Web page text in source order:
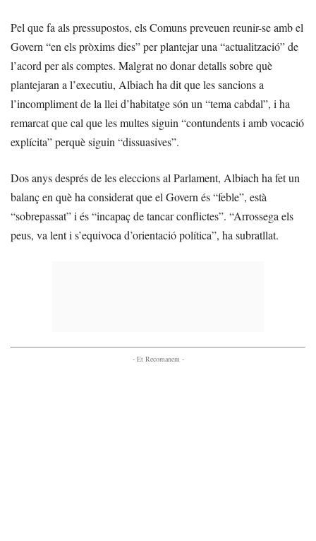
Pel que fa als pressupostos, els Comuns preveuen reunir-se amb el
Govern “en els pròxims dies” per plantejar una “actualització” de
l’acord per als comptes. Malgrat no donar detalls sobre què
plantejaran a l’executiu, Albiach ha dit que les sancions a
l’incompliment de la llei d’habitatge són un “tema cabdal”, i ha
remarcat que cal que les multes siguin “contundents i amb vocació
explícita” perquè siguin “dissuasives”.
Dos anys després de les eleccions al Parlament, Albiach ha fet un
balanç en què ha considerat que el Govern és “feble”, està
“sobrepassat” i és “incapaç de tancar conflictes”. “Arrossega els
peus, va lent i s’equivoca d’orientació política”, ha subratllat.
- Et Recomanem -